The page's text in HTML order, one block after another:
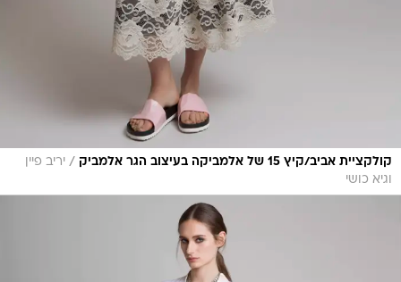
קולקציית אביב/קיץ 15 של אלמביקה בעיצוב הגר אלמביק / יריב פיין
וגיא כושי